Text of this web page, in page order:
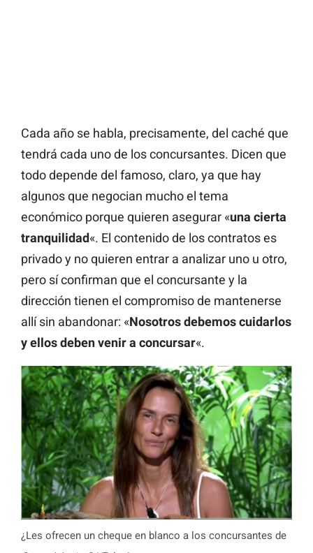
Cada año se habla, precisamente, del caché que
tendrá cada uno de los concursantes. Dicen que
todo depende del famoso, claro, ya que hay
algunos que negocian mucho el tema
económico porque quieren asegurar «una cierta
tranquilidad«. El contenido de los contratos es
privado y no quieren entrar a analizar uno u otro,
pero sí confirman que el concursante y la
dirección tienen el compromiso de mantenerse
allí sin abandonar: «Nosotros debemos cuidarlos
y ellos deben venir a concursar«.
¿Les ofrecen un cheque en blanco a los concursantes de